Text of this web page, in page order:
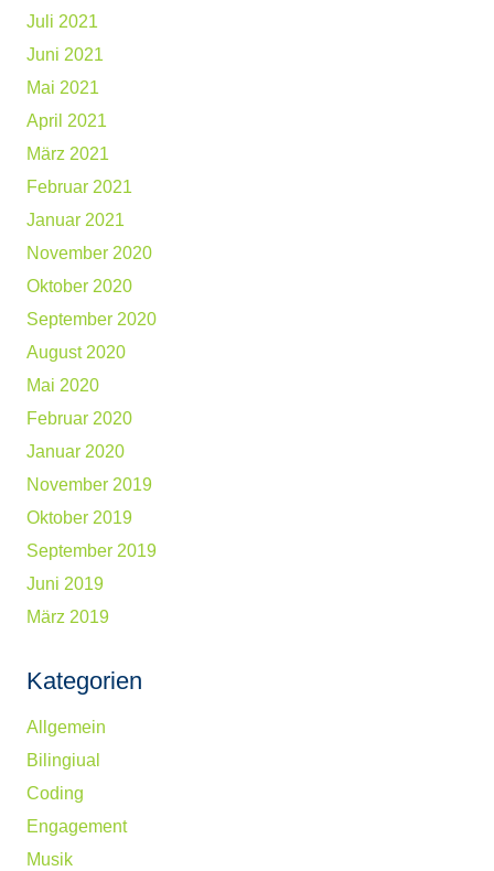
Juli 2021
Juni 2021
Mai 2021
April 2021
März 2021
Februar 2021
Januar 2021
November 2020
Oktober 2020
September 2020
August 2020
Mai 2020
Februar 2020
Januar 2020
November 2019
Oktober 2019
September 2019
Juni 2019
März 2019
Kategorien
Allgemein
Bilingiual
Coding
Engagement
Musik